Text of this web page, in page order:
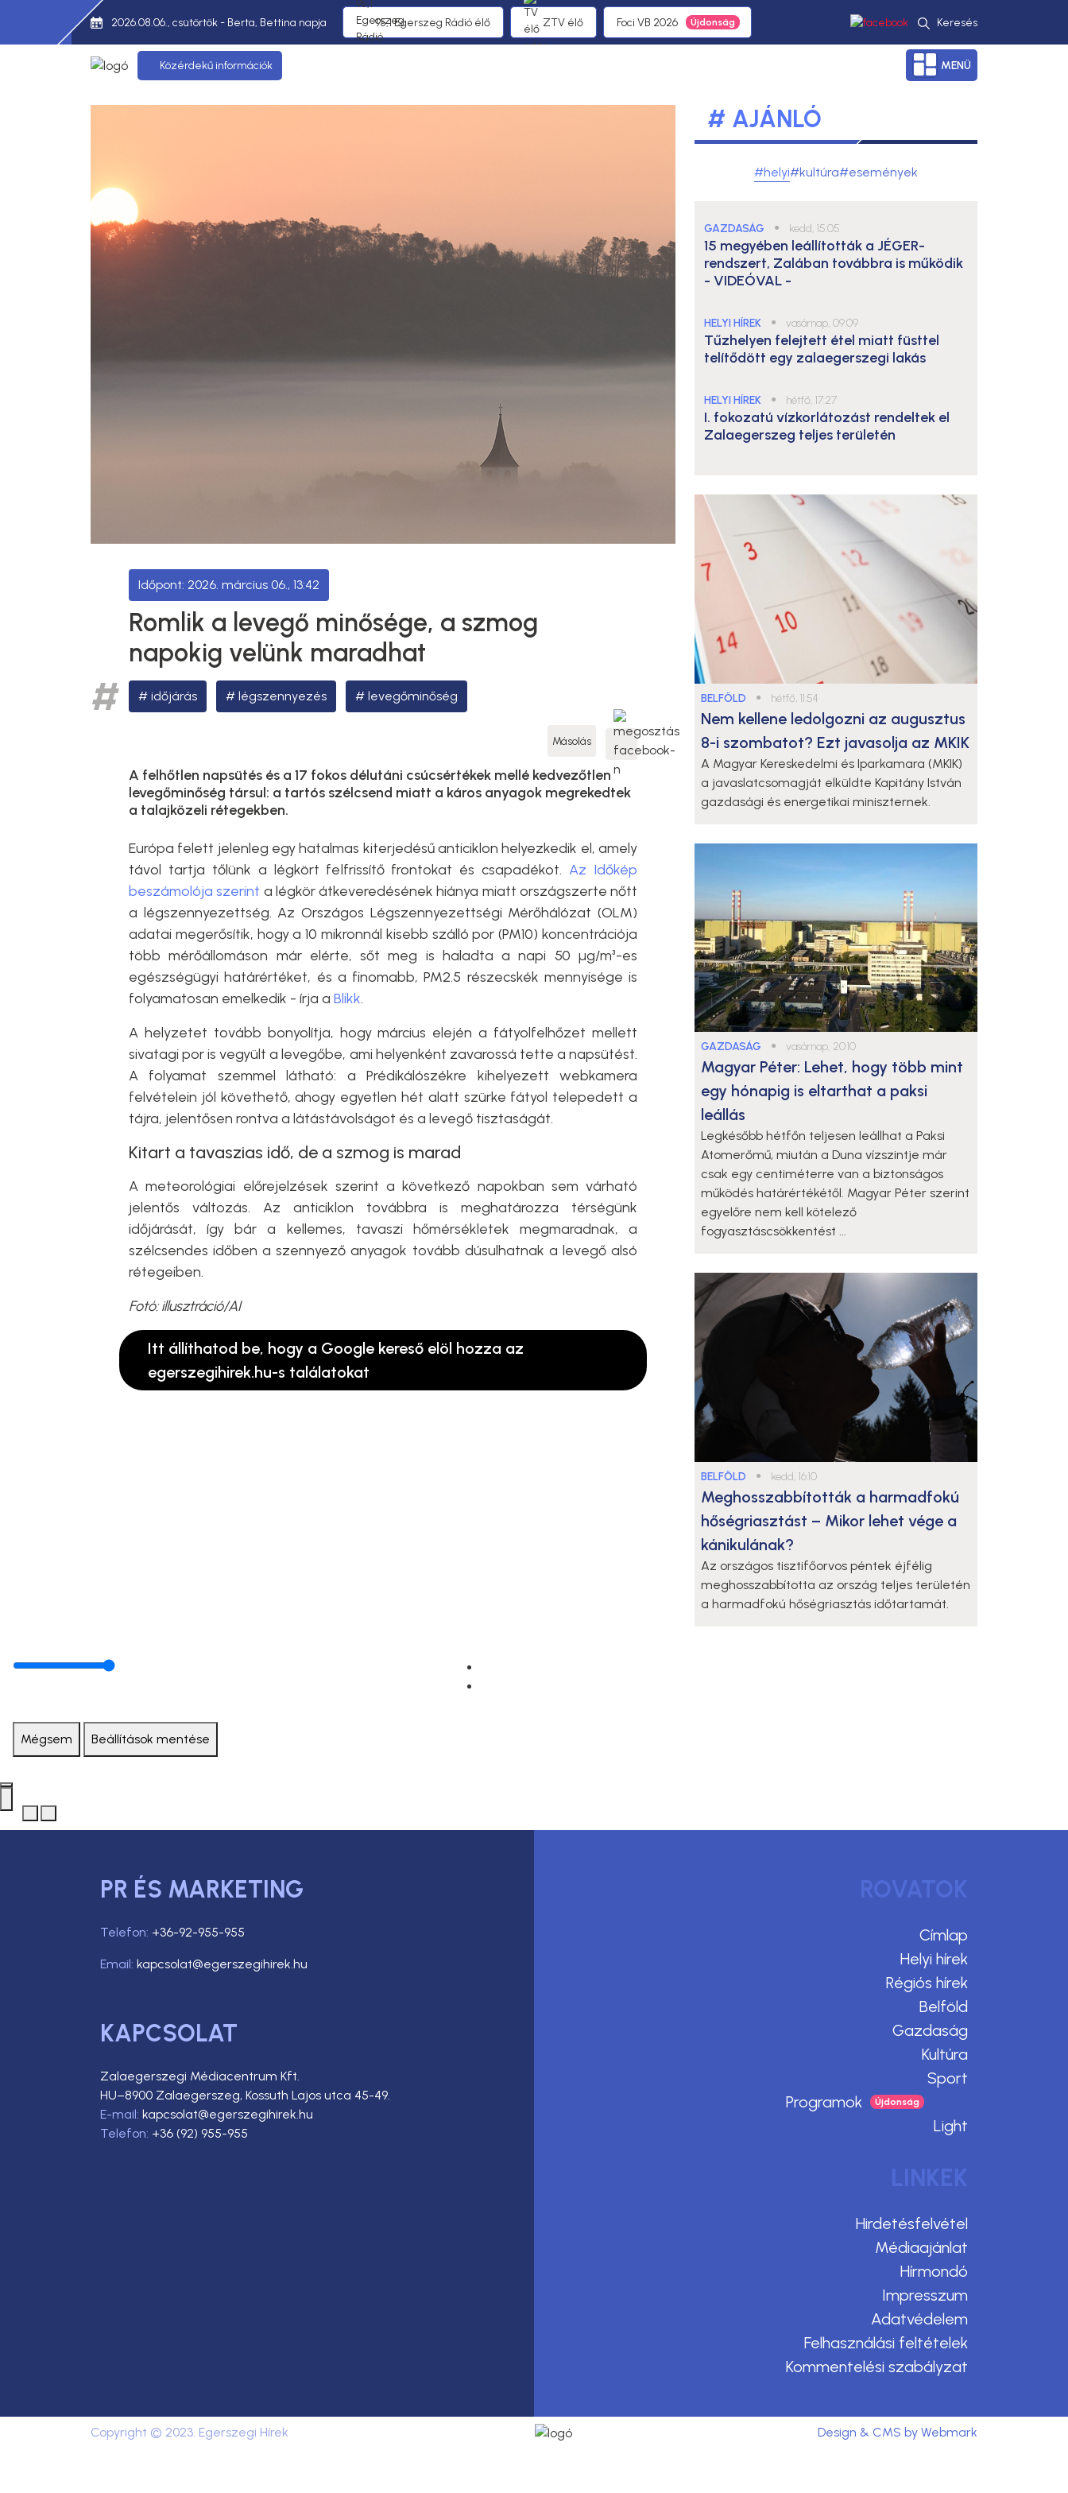
2026.08.06., csütörtök - Berta, Bettina napja 95,1 Egerszeg Rádió élő ZTV élő Foci VB 2026 Keresés
Közérdekű információk MENÜ
2026. március 06., 13:42
Romlik a levegő minősége, a szmog
napokig velünk maradhat
időjárás légszennyezés levegőminőség
Másolás
A felhőtlen napsütés és a 17 fokos délutáni csúcsértékek mellé kedvezőtlen
levegőminőség társul: a tartós szélcsend miatt a káros anyagok megrekedtek
a talajközeli rétegekben.
Európa felett jelenleg egy hatalmas kiterjedésű anticiklon helyezkedik el, amely
távol tartja tőlünk a légkört felfrissítő frontokat és csapadékot. Az Időkép
beszámolója szerint a légkör átkeveredésének hiánya miatt országszerte nőtt
a légszennyezettség. Az Országos Légszennyezettségi Mérőhálózat (OLM)
adatai megerősítik, hogy a 10 mikronnál kisebb szálló por (PM10) koncentrációja
több mérőállomáson már elérte, sőt meg is haladta a napi 50 µg/m³-es
egészségügyi határértéket, és a finomabb, PM2.5 részecskék mennyisége is
folyamatosan emelkedik - írja a Blikk.
A helyzetet tovább bonyolítja, hogy március elején a fátyolfelhőzet mellett
sivatagi por is vegyült a levegőbe, ami helyenként zavarossá tette a napsütést.
A folyamat szemmel látható: a Prédikálószékre kihelyezett webkamera
felvételein jól követhető, ahogy egyetlen hét alatt szürke fátyol telepedett a
tájra, jelentősen rontva a látástávolságot és a levegő tisztaságát.
Kitart a tavaszias idő, de a szmog is marad
A meteorológiai előrejelzések szerint a következő napokban sem várható
jelentős változás. Az anticiklon továbbra is meghatározza térségünk
időjárását, így bár a kellemes, tavaszi hőmérsékletek megmaradnak, a
szélcsendes időben a szennyező anyagok tovább dúsulhatnak a levegő alsó
rétegeiben.
Fotó: illusztráció/AI
Itt állíthatod be, hogy a Google kereső elöl hozza az
egerszegihirek.hu-s találatokat
# AJÁNLÓ
#helyi#kultúra#események
GAZDASÁG ● kedd, 15:05
15 megyében leállították a JÉGER-
rendszert, Zalában továbbra is működik
- VIDEÓVAL -
HELYI HÍREK ● vasárnap, 09:09
Tűzhelyen felejtett étel miatt füsttel
telítődött egy zalaegerszegi lakás
HELYI HÍREK ● hétfő, 17:27
I. fokozatú vízkorlátozást rendeltek el
Zalaegerszeg teljes területén
BELFÖLD ● hétfő, 11:54
Nem kellene ledolgozni az augusztus
8-i szombatot? Ezt javasolja az MKIK
A Magyar Kereskedelmi és Iparkamara (MKIK)
a javaslatcsomagját elküldte Kapitány István
gazdasági és energetikai miniszternek.
GAZDASÁG ● vasárnap, 20:10
Magyar Péter: Lehet, hogy több mint
egy hónapig is eltarthat a paksi
leállás
Legkésőbb hétfőn teljesen leállhat a Paksi
Atomerőmű, miután a Duna vízszintje már
csak egy centiméterre van a biztonságos
működés határértékétől. Magyar Péter szerint
egyelőre nem kell kötelező
fogyasztáscsökkentést ...
BELFÖLD ● kedd, 16:10
Meghosszabbították a harmadfokú
hőségriasztást – Mikor lehet vége a
kánikulának?
Az országos tisztifőorvos péntek éjfélig
meghosszabbította az ország teljes területén
a harmadfokú hőségriasztás időtartamát.
Mégsem Beállítások mentése
PR ÉS MARKETING
Telefon: +36-92-955-955
Email: kapcsolat@egerszegihirek.hu
KAPCSOLAT
Zalaegerszegi Médiacentrum Kft.
HU–8900 Zalaegerszeg, Kossuth Lajos utca 45-49.
E-mail: kapcsolat@egerszegihirek.hu
Telefon: +36 (92) 955-955
ROVATOK
Címlap
Helyi hírek
Régiós hírek
Belföld
Gazdaság
Kultúra
Sport
Programok
Light
LINKEK
Hirdetésfelvétel
Médiaajánlat
Hírmondó
Impresszum
Adatvédelem
Felhasználási feltételek
Kommentelési szabályzat
Copyright © 2023. Egerszegi Hírek Design & CMS by Webmark